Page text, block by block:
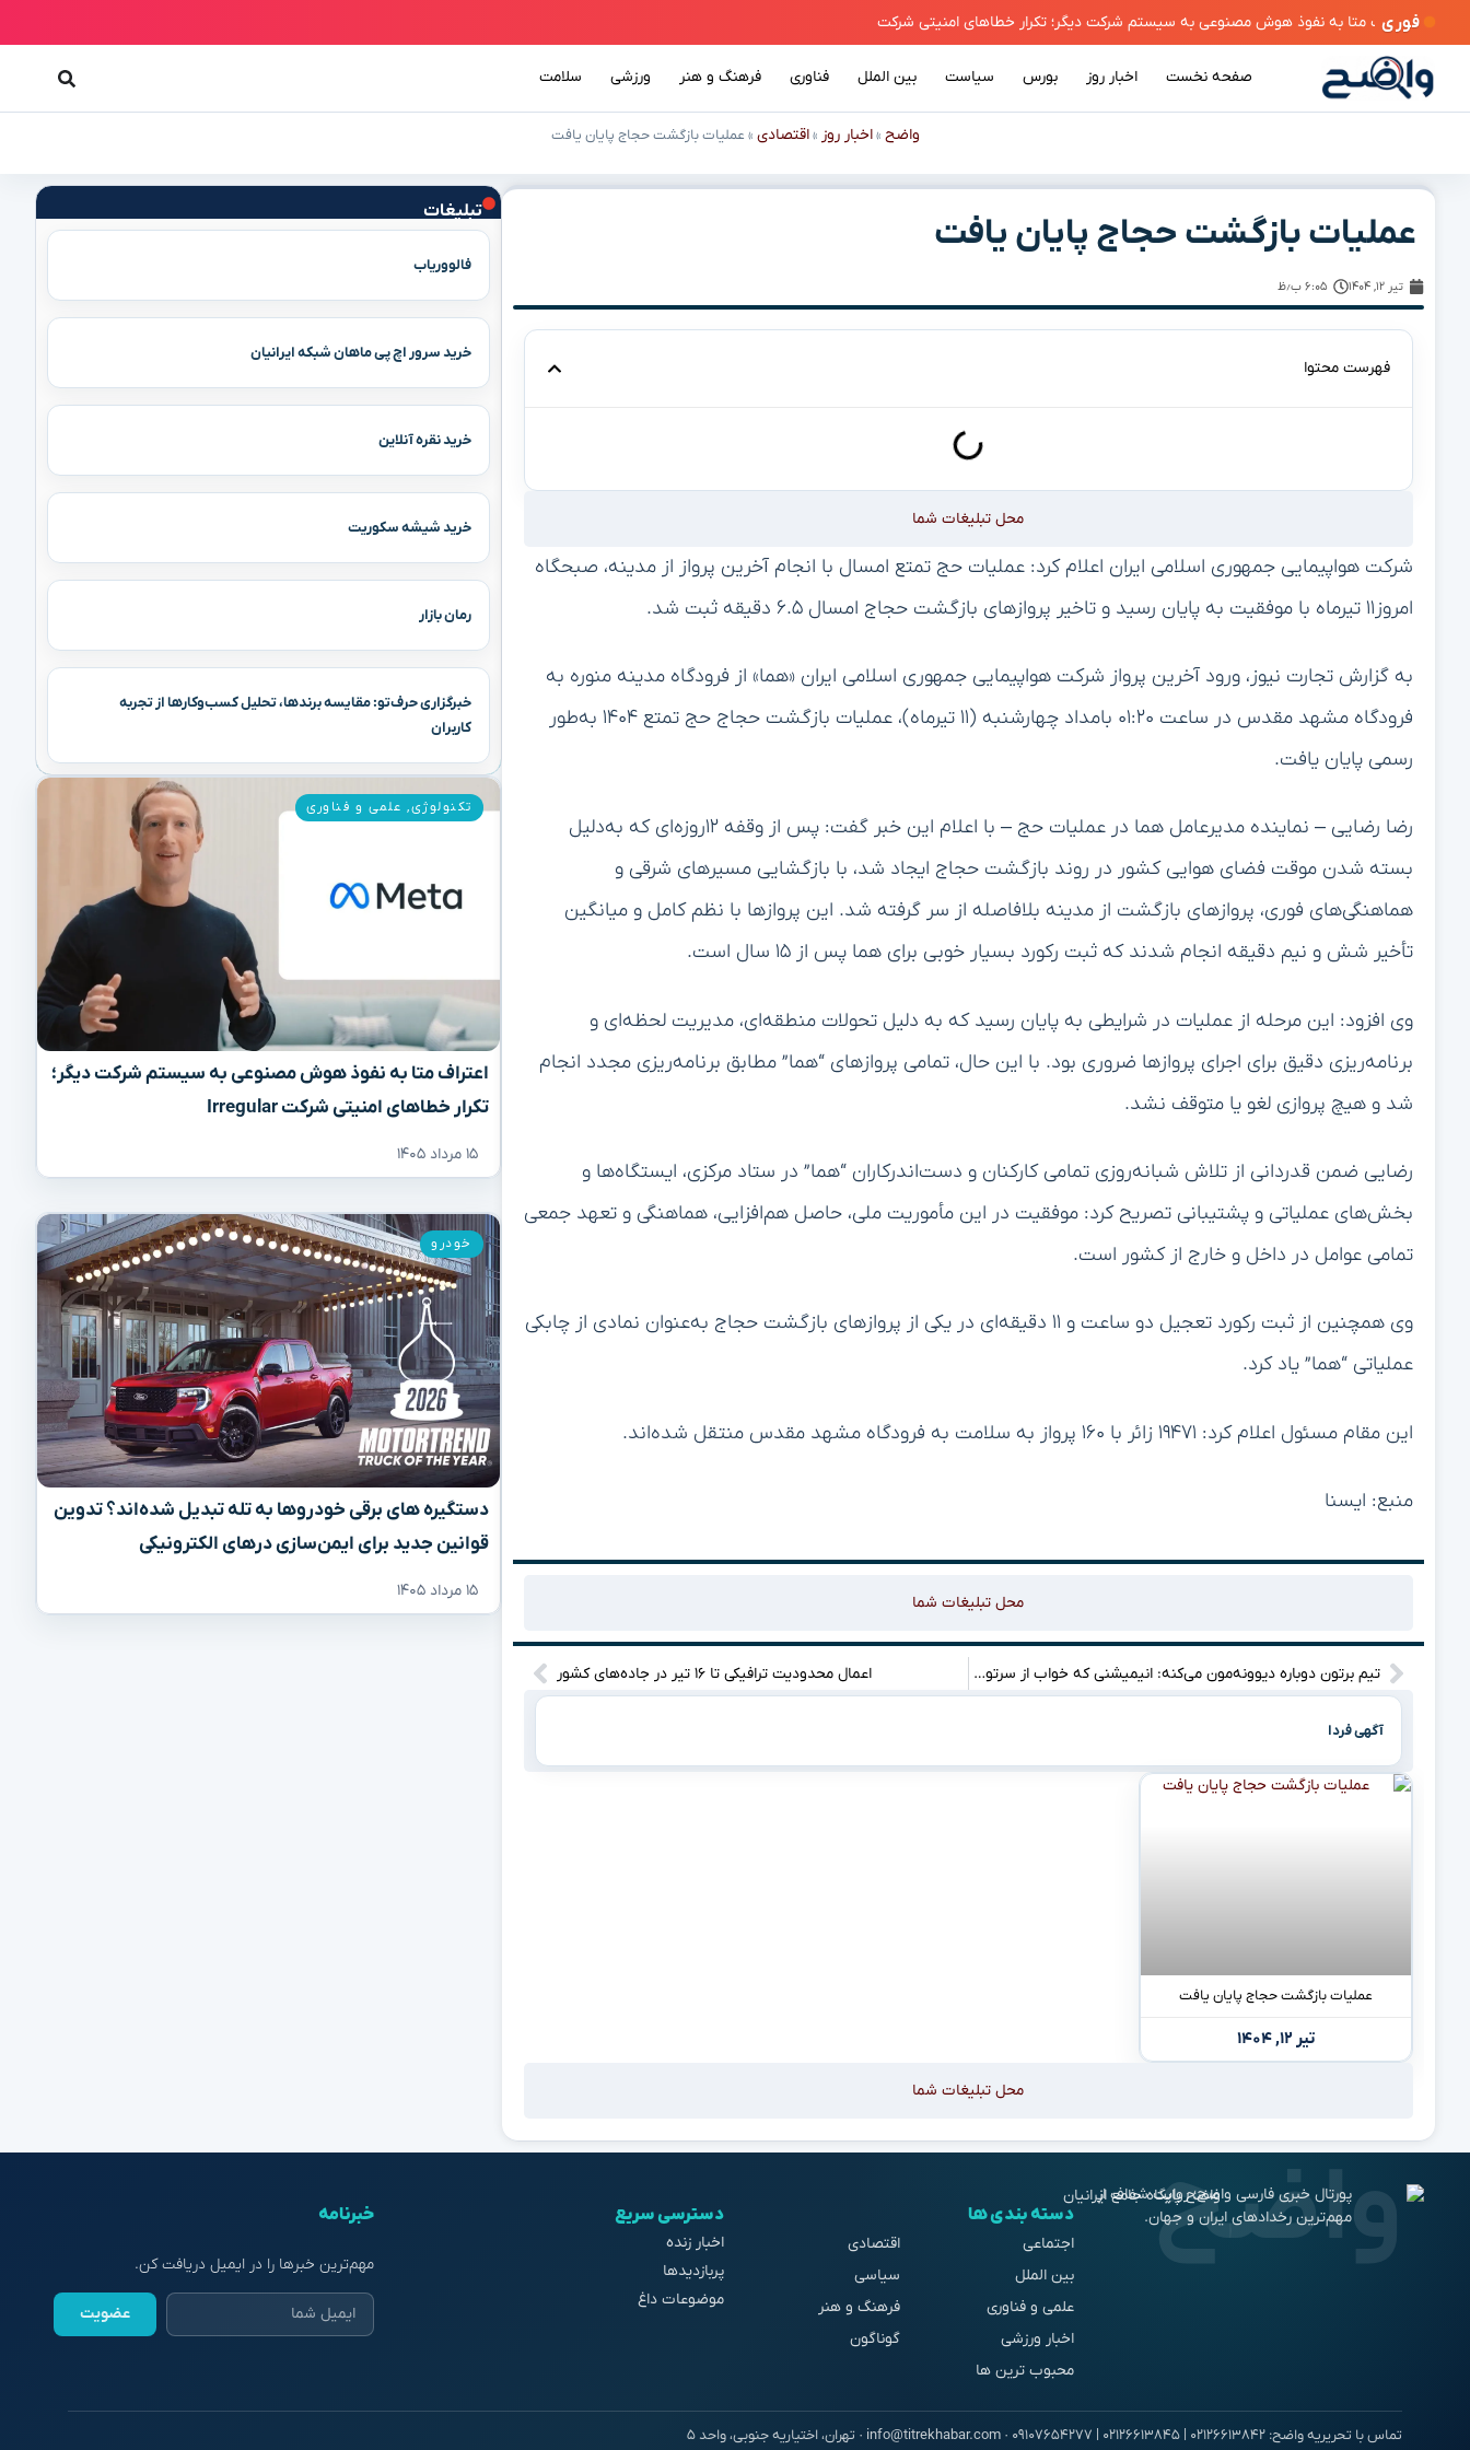
فوری
صفحه نخست اخبار روز بورس سیاست بین الملل فناوری فرهنگ و هنر ورزشی سلامت
واضح »اخبار روز »اقتصادی » عملیات بازگشت حجاج پایان یافت
تبلیغات
فالووریاب
خرید سرور اچ پی ماهان شبکه ایرانیان
خرید نقره آنلاین
خرید شیشه سکوریت
رمان بازار
خبرگزاری حرف‌تو: مقایسه برندها، تحلیل کسب‌وکارها از تجربه
کاربران
اعتراف متا به نفوذ هوش مصنوعی به سیستم شرکت دیگر؛
تکرار خطاهای امنیتی شرکت Irregular
۱۵ مرداد ۱۴۰۵
تکنولوژی, علمی و فناوری
دستگیره‌ های برقی خودروها به تله تبدیل شده‌اند؟ تدوین
قوانین جدید برای ایمن‌سازی درهای الکترونیکی
۱۵ مرداد ۱۴۰۵
خودرو
عملیات بازگشت حجاج پایان یافت
تیر ۱۲, ۱۴۰۴ ۶:۰۵ ب٫ظ
فهرست محتوا
محل تبلیغات شما
شرکت هواپیمایی جمهوری اسلامی ایران اعلام کرد: عملیات حج تمتع امسال با انجام آخرین پرواز از مدینه، صبحگاه
امروز۱۱ تیرماه با موفقیت به پایان رسید و تاخیر پروازهای بازگشت حجاج امسال ۶.۵ دقیقه ثبت شد.
به گزارش تجارت نیوز، ورود آخرین پرواز شرکت هواپیمایی جمهوری اسلامی ایران «هما» از فرودگاه مدینه منوره به
فرودگاه مشهد مقدس در ساعت ۰۱:۲۰ بامداد چهارشنبه (۱۱ تیرماه)، عملیات بازگشت حجاج حج تمتع ۱۴۰۴ به‌طور
رسمی پایان یافت.
رضا رضایی – نماینده مدیرعامل هما در عملیات حج – با اعلام این خبر گفت: پس از وقفه ۱۲روزه‌ای که به‌دلیل
بسته شدن موقت فضای هوایی کشور در روند بازگشت حجاج ایجاد شد، با بازگشایی مسیرهای شرقی و
هماهنگی‌های فوری، پروازهای بازگشت از مدینه بلافاصله از سر گرفته شد. این پروازها با نظم کامل و میانگین
تأخیر شش و نیم دقیقه انجام شدند که ثبت رکورد بسیار خوبی برای هما پس از ۱۵ سال است.
وی افزود: این مرحله از عملیات در شرایطی به پایان رسید که به‌ دلیل تحولات منطقه‌ای، مدیریت لحظه‌ای و
برنامه‌ریزی دقیق برای اجرای پروازها ضروری بود. با این حال، تمامی پروازهای “هما” مطابق برنامه‌ریزی مجدد انجام
شد و هیچ پروازی لغو یا متوقف نشد.
رضایی ضمن قدردانی از تلاش شبانه‌روزی تمامی کارکنان و دست‌اندرکاران “هما” در ستاد مرکزی، ایستگاه‌ها و
بخش‌های عملیاتی و پشتیبانی تصریح کرد: موفقیت در این مأموریت ملی، حاصل هم‌افزایی، هماهنگی و تعهد جمعی
تمامی عوامل در داخل و خارج از کشور است.
وی همچنین از ثبت رکورد تعجیل دو ساعت و ۱۱ دقیقه‌ای در یکی از پروازهای بازگشت حجاج به‌عنوان نمادی از چابکی
عملیاتی “هما” یاد کرد.
این مقام مسئول اعلام کرد: ۱۹۴۷۱ زائر با ۱۶۰ پرواز به سلامت به فرودگاه مشهد مقدس منتقل شده‌اند.
منبع: ایسنا
محل تبلیغات شما
تیم برتون دوباره دیوونه‌مون می‌کنه: انیمیشنی که خواب از سرتون می‌پرونه!” اعمال محدودیت ترافیکی تا ۱۶ تیر در جاده‌های کشور
آگهی فردا
عملیات بازگشت حجاج پایان یافت
تیر ۱۲, ۱۴۰۴
محل تبلیغات شما
پورتال خبری فارسی واضح؛ روایت شفاف از
مهم‌ترین رخدادهای ایران و جهان.
دسته بندی ها
اجتماعی
اقتصادی
بین الملل
سیاسی
علمی و فناوری
فرهنگ و هنر
اخبار ورزشی
گوناگون
محبوب ترین ها
دسترسی سریع
اخبار زنده
پربازدیدها
موضوعات داغ
خبرنامه
مهم‌ترین خبرها را در ایمیل دریافت کن.
عضویت